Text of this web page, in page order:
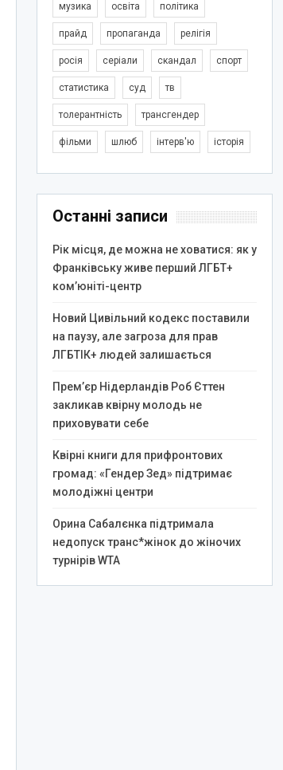
музика освіта політика
прайд пропаганда релігія
росія серіали скандал спорт
статистика суд тв
толерантність трансгендер
фільми шлюб інтерв'ю історія
Останні записи
Рік місця, де можна не ховатися: як у
Франківську живе перший ЛГБТ+
ком’юніті-центр
Новий Цивільний кодекс поставили
на паузу, але загроза для прав
ЛГБТІК+ людей залишається
Прем’єр Нідерландів Роб Єттен
закликав квірну молодь не
приховувати себе
Квірні книги для прифронтових
громад: «Гендер Зед» підтримає
молодіжні центри
Орина Сабалєнка підтримала
недопуск транс*жінок до жіночих
турнірів WTA